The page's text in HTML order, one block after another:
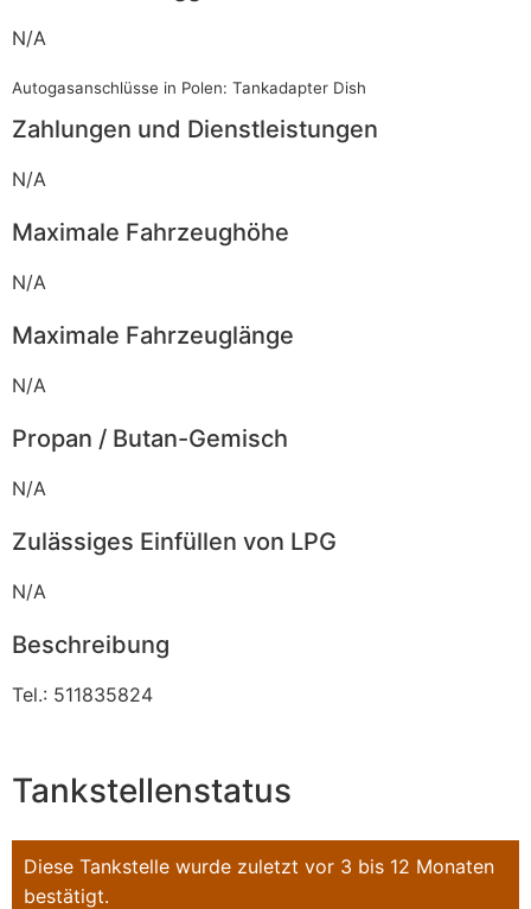
N/A
Autogasanschlüsse in Polen: Tankadapter Dish
Zahlungen und Dienstleistungen
N/A
Maximale Fahrzeughöhe
N/A
Maximale Fahrzeuglänge
N/A
Propan / Butan-Gemisch
N/A
Zulässiges Einfüllen von LPG
N/A
Beschreibung
Tel.: 511835824
Tankstellenstatus
Diese Tankstelle wurde zuletzt vor 3 bis 12 Monaten
bestätigt.